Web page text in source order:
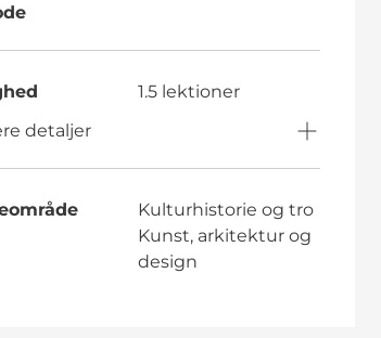
1.5 lektioner
detaljer
Kulturhistorie og tro
Kunst, arkitektur og
design